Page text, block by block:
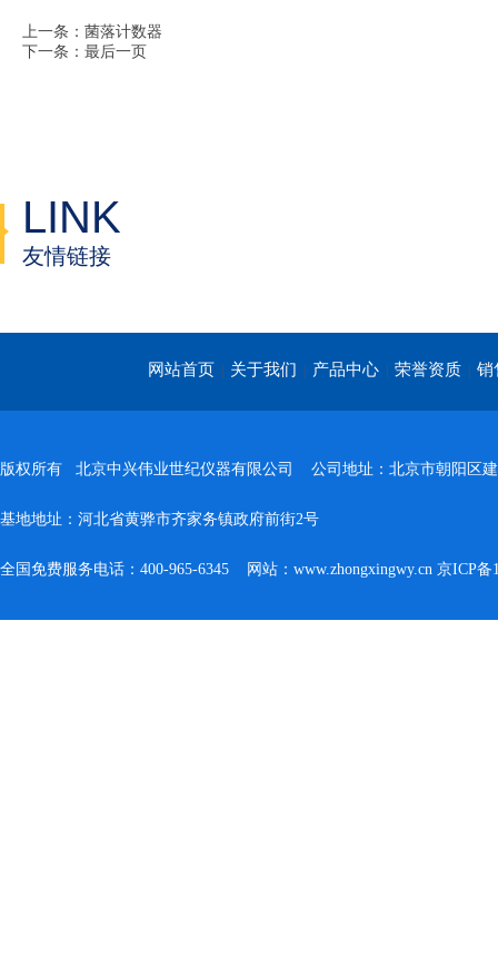
上一条：菌落计数器
下一条：最后一页
LINK
友情链接
网站首页 关于我们 产品中心 荣誉资质 销
版权所有 北京中兴伟业世纪仪器有限公司 公司地址：北京市朝阳区
基地地址：河北省黄骅市齐家务镇政府前街2号
全国免费服务电话：400-965-6345 网站：www.zhongxingwy.cn 京ICP备